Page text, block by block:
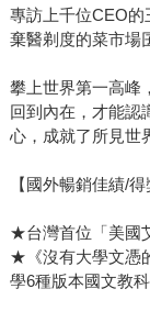
專訪上千位CEO的
棄醫剃度的菜市場
攀上世界第一高峰
回到內在，才能
心，成就了所見世
【國外暢銷佳績/得
★台灣首位「美國
★《沒有大學文憑
學6種版本國文教